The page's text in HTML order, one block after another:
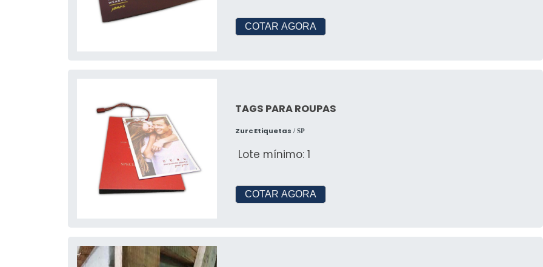
COTAR AGORA
TAGS PARA ROUPAS
Zurc Etiquetas / SP
Lote mínimo: 1
COTAR AGORA